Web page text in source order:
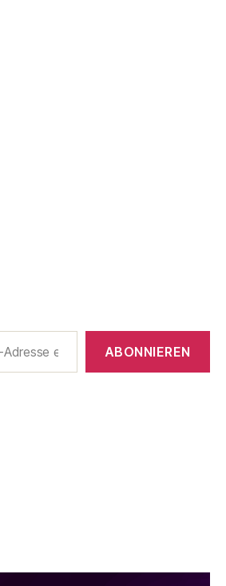
ABONNIEREN